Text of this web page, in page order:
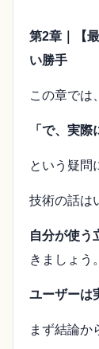
第2章｜【
い勝手
この章では
「で、実
という疑問
技術の話は
自分が使う
きましょう。
ユーザーは
まず結論か